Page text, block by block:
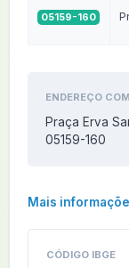
05159-160
ENDEREÇO
Praça Erva
05159-160
Mais
CÓDIGO IBGE